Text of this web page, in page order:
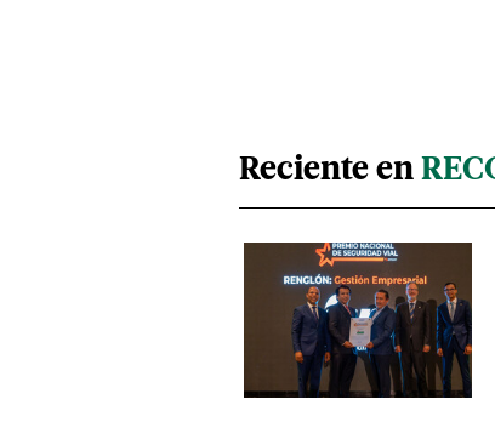
Reciente en